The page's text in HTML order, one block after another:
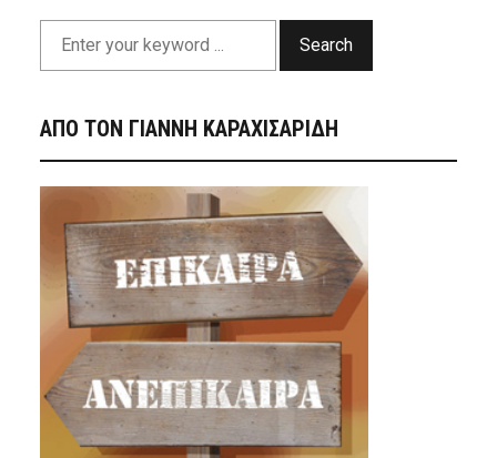
Search
ΑΠΟ ΤΟΝ ΓΙΑΝΝΗ ΚΑΡΑΧΙΣΑΡΙΔΗ